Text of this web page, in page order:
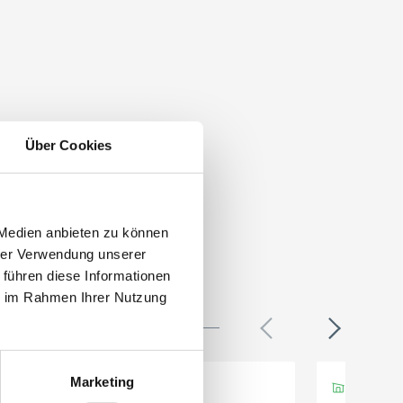
Über Cookies
anbieten zu können
Verwendung unserer
diese Informationen
Rahmen Ihrer Nutzung
Marketing